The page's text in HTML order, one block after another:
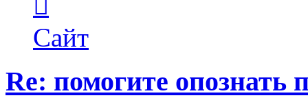
пользователя
Maks42
Сайт
Re: помогите опознать